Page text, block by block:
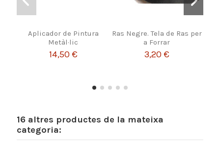
Aplicador de Pintura
Metàl·lic
14,50 €
Ras Negre. Tela de Ras per
a Forrar
3,20 €
16 altres productes de la mateixa
categoria: